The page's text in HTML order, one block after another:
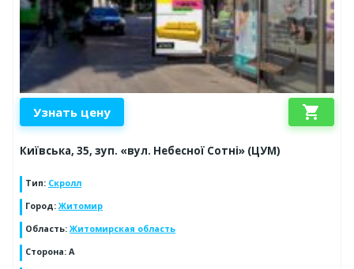
Узнать цену shopping_cart
Київська, 35, зуп. «вул. Небесної Сотні» (ЦУМ)
Тип: Скролл
Город: Житомир
Область: Житомирская область
Сторона: А